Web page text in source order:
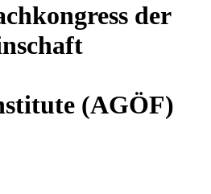
der
(AGÖF)